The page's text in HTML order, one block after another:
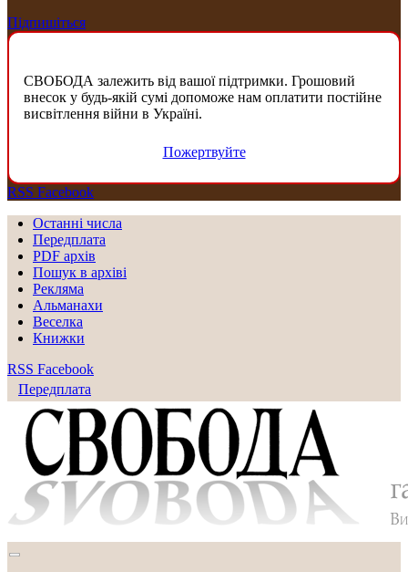
Підпишіться
СВОБОДА залежить від вашої підтримки. Грошовий
внесок у будь-якій сумі допоможе нам оплатити постійне
висвітлення війни в Україні.
Пожертвуйте
RSS Facebook
Останні числа
Передплата
PDF aрхів
Пошук в архіві
Рекляма
Альманахи
Веселка
Книжки
RSS Facebook
Передплата